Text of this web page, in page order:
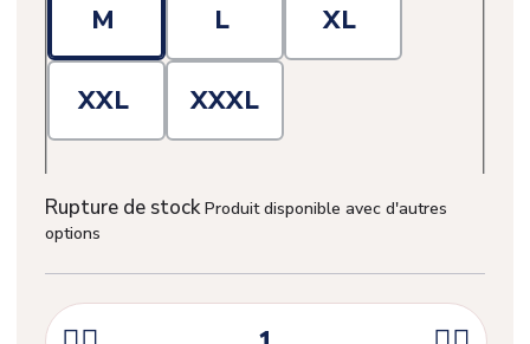
M L XL
XXL XXXL
Rupture de stock Produit disponible avec d'autres
options